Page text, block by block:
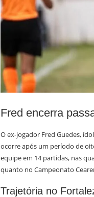
Fred encerra
O ex-jogador Fred Guedes,
ocorre após um período de
equipe em 14 partidas, nas
quanto no Campeonato
Trajetória no